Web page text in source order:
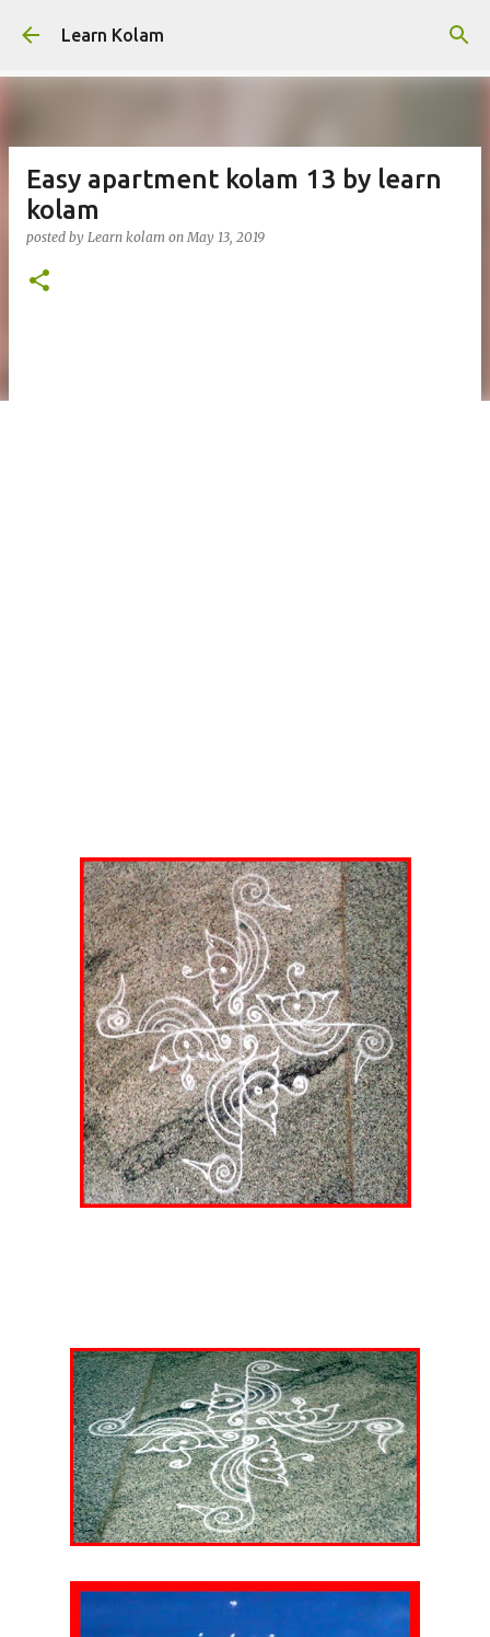
Learn Kolam
Easy apartment kolam 13 by learn
kolam
posted by Learn kolam onMay 13, 2019